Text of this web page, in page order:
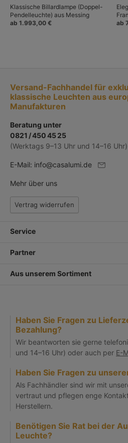
Klassische Billardlampe (Doppel-
Pendelleuchte) aus Messing
ab 1.993,00 €
ab
Versand-Fachhandel für
klassische Leuchten aus
Manufakturen
Beratung unter
0821 / 450 45 25
(Werktags 9–13 Uhr und 14–16 Uhr)
E-Mail: info@casalumi.de
Mehr über uns
Vertrag widerrufen
Service
Partner
Aus unserem Sortiment
Haben Sie Fragen zu
Bezahlung?
Wir beantworten sie gerne
und 14–16 Uhr) oder auch per E-
Haben Sie Fragen zu
Als Fachhändler sind wir mit
vertraut und pflegen enge
Herstellern.
Benötigen Sie Rat bei der
Leuchte?